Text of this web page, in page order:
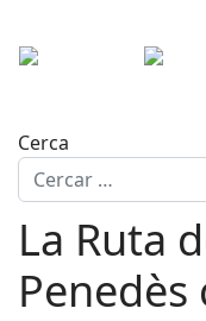
Cerca
La Ruta
Penedès